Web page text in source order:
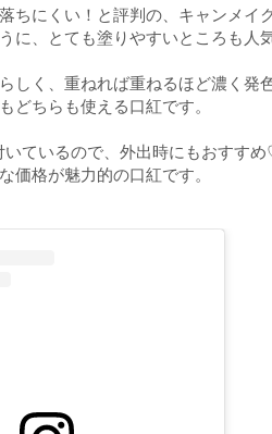
ちにくい！と評判の、キャンメ
に、とても塗りやすいところも人
しく、重ねれば重ねるほど濃く発
どちらも使える口紅です。
いているので、外出時にもおすす
価格が魅力的の口紅です。